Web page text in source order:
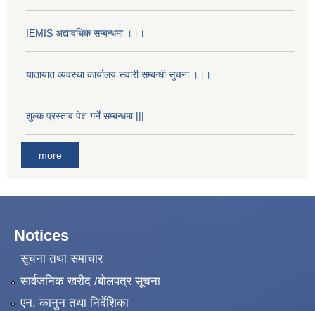
IEMIS अद्यावधिक सम्बन्धमा ।।।
यातायात व्यवस्था कार्यालय सवारी सम्बन्धी सुचना ।।।
शुल्क प्रस्ताव पेश गर्ने सम्बन्धमा |||
more
Notices
सूचना तथा समाचार
सार्वजनिक खरीद /बोलपत्र सूचना
एन, कानुन तथा निर्देशिका